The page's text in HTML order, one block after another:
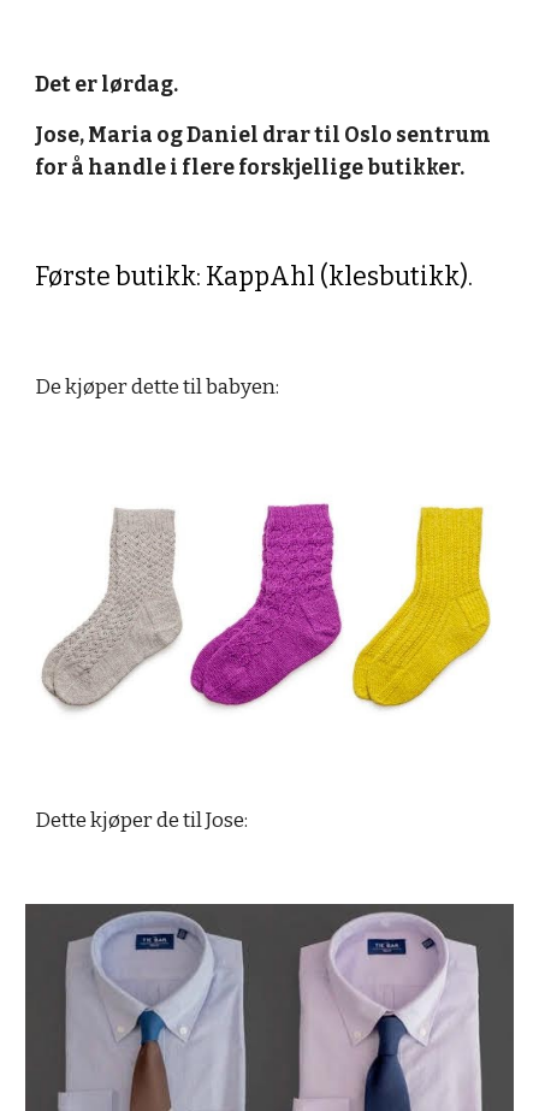
Det er lørdag.
Jose, Maria og Daniel drar til Oslo sentrum
for å handle i flere forskjellige butikker.
Første butikk: KappAhl (klesbutikk).
De kjøper dette til babyen:
Dette kjøper de til Jose: